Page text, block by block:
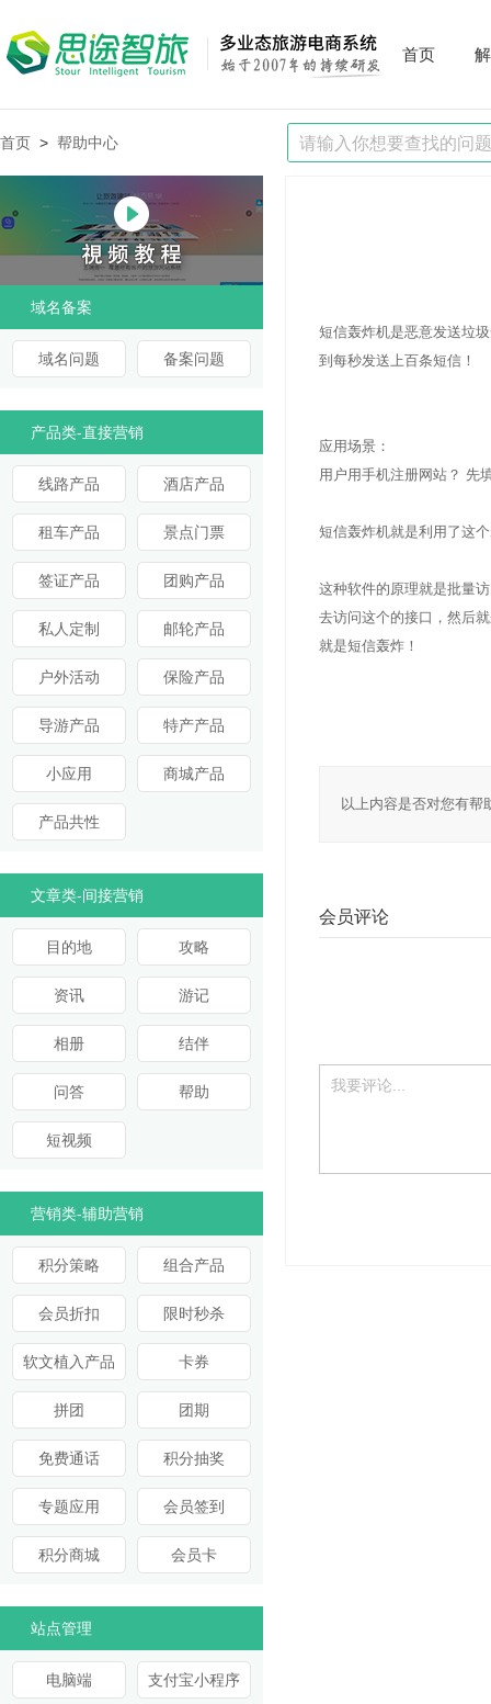
首页
首页 > 帮助中心
域名备案
域名问题 备案问题
产品类-直接营销
线路产品 酒店产品
租车产品 景点门票
签证产品 团购产品
私人定制 邮轮产品
户外活动 保险产品
导游产品 特产产品
小应用 商城产品
产品共性
文章类-间接营销
目的地 攻略
资讯 游记
相册 结伴
问答 帮助
短视频
营销类-辅助营销
积分策略 组合产品
会员折扣 限时秒杀
软文植入产品 卡券
拼团 团期
免费通话 积分抽奖
专题应用 会员签到
积分商城 会员卡
站点管理
电脑端 支付宝小程序
短信轰炸机是恶意发送垃
到每秒发送上百条短信！
应用场景：
用户用手机注册网站？ 先
短信轰炸机就是利用了这
这种软件的原理就是批量
去访问这个的接口，然后
就是短信轰炸！
以上内容是否对您有帮
会员评论